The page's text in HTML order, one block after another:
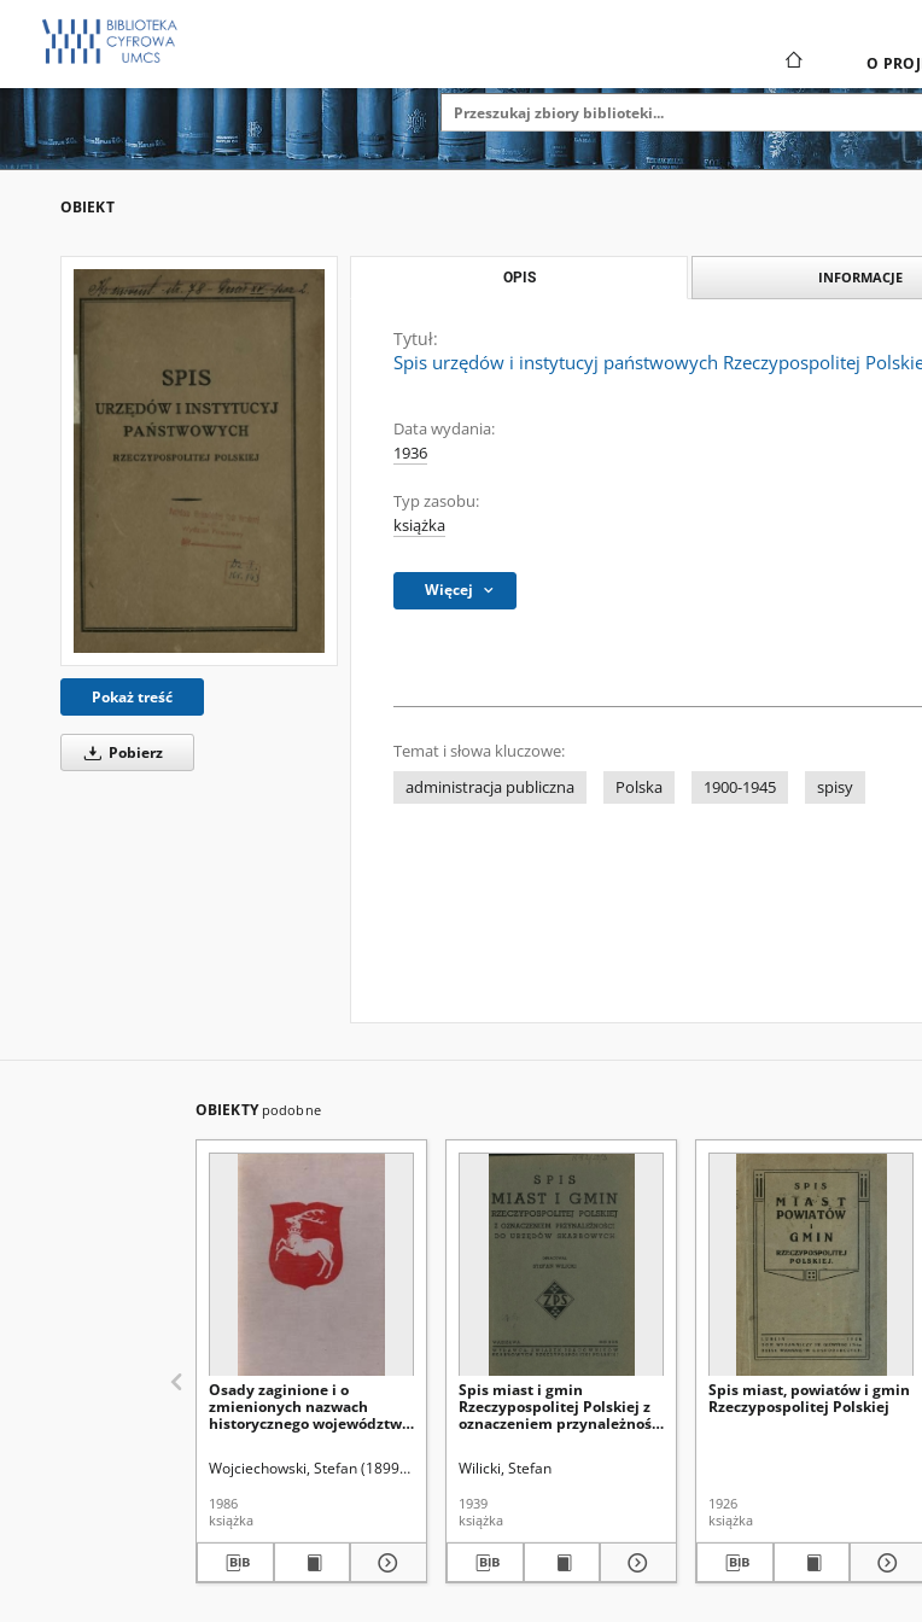
O
OBIEKT
Pokaż treść
Pobierz
OPIS INFORMACJE
Tytuł:
Spis urzędów i instytucyj państwowych Rzeczypospolitej
Data wydania:
1936
Typ zasobu:
książka
Więcej
Temat i słowa kluczowe:
administracja publiczna
Polska 1900-1945 spisy
OBIEKTY podobne
Osady zaginione i o
zmienionych nazwach
historycznego województwa
Wojciechowski, Stefan (1899-1980)
Sochacka, Anna Szczygieł,
1986
książka
Spis miast i gmin
Rzeczypospolitej Polskiej z
oznaczeniem przynależności
Wilicki, Stefan
1939
książka
Spis miast, powiatów i gmin
Rzeczypospolitej Polskiej
1926
książka